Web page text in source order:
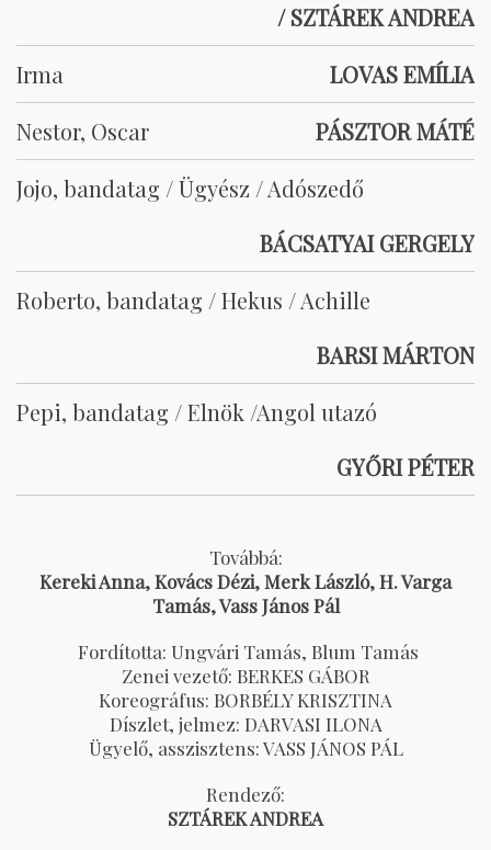
/ SZTÁREK ANDREA
Irma
LOVAS EMÍLIA
Nestor, Oscar
PÁSZTOR MÁTÉ
Jojo, bandatag / Ügyész / Adószedő
BÁCSATYAI GERGELY
Roberto, bandatag / Hekus / Achille
BARSI MÁRTON
Pepi, bandatag / Elnök /Angol utazó
GYŐRI PÉTER
Továbbá:
Kereki Anna, Kovács Dézi, Merk László, H. Varga
Tamás, Vass János Pál
Fordította: Ungvári Tamás, Blum Tamás
Zenei vezető: BERKES GÁBOR
Koreográfus: BORBÉLY KRISZTINA
Díszlet, jelmez: DARVASI ILONA
Ügyelő, asszisztens: VASS JÁNOS PÁL
Rendező:
SZTÁREK ANDREA